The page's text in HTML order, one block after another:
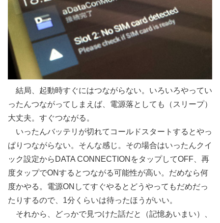
結局、起動時すぐにはつながらない。いろいろやってい
ったんつながってしまえば、電源落としても（スリープ）
大丈夫。すぐつながる。
いったんバッテリが切れてコールドスタートするとやっ
ぱりつながらない。そんな感じ。その場合はいったんクイ
ック設定からDATA CONNECTIONをタップしてOFF、再
度タップでONするとつながる可能性が高い。だめなら何
度かやる。電源ONしてすぐやるとどうやってもだめだっ
たりするので、1分くらいは待ったほうがいい。
それから、どっかで見つけた話だと（記憶あいまい）、